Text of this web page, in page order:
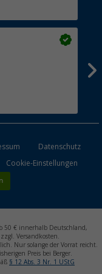
Datenschutz
Cookie-Einstellungen
50 € innerhalb Deutschland,
Versandkosten.
Nur solange der Vorrat reicht.
Preis bei Berger.
§ 12 Abs. 3 Nr. 1 UStG